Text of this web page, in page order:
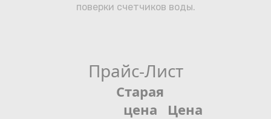
поверки счетчиков воды.
Прайс-Лист
Старая
цена
Цена